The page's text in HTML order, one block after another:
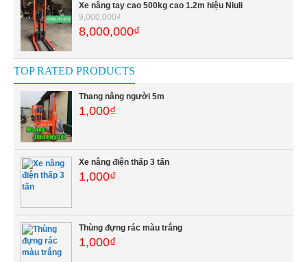
Xe nâng tay cao 500kg cao 1.2m hiệu Niuli
9,000,000₫
8,000,000₫
TOP RATED PRODUCTS
Thang nâng người 5m
1,000₫
Xe nâng điện thấp 3 tấn
1,000₫
Thùng đựng rác màu trắng
1,000₫